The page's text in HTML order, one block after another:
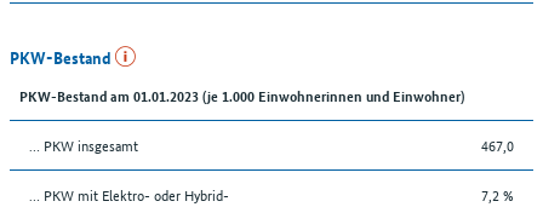
PKW-Bestand
PKW-Bestand am 01.01.2023 (je 1.000 Einwohnerinnen und Einwohner)
… PKW insgesamt 467,0
… PKW mit Elektro- oder Hybrid-
7,2 %